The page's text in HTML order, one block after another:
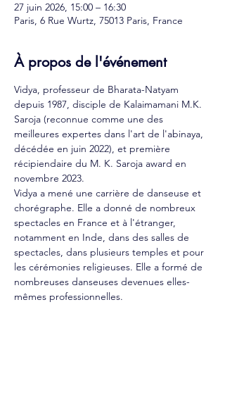
27 juin 2026, 15:00 – 16:30
Paris, 6 Rue Wurtz, 75013 Paris, France
À propos de l'événement
Vidya, professeur de Bharata-Natyam
depuis 1987, disciple de Kalaimamani M.K.
Saroja (reconnue comme une des
meilleures expertes dans l'art de l'abinaya,
décédée en juin 2022), et première
récipiendaire du M. K. Saroja award en
novembre 2023.
Vidya a mené une carrière de danseuse et
chorégraphe. Elle a donné de nombreux
spectacles en France et à l'étranger,
notamment en Inde, dans des salles de
spectacles, dans plusieurs temples et pour
les cérémonies religieuses. Elle a formé de
nombreuses danseuses devenues elles-
mêmes professionnelles.